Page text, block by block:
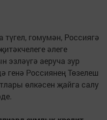
түгел, гомумән, Россиягә
әлеге
эзләүгә аеруча зур
генә Россиянең Төзелеш
өлкәсен җайга салу